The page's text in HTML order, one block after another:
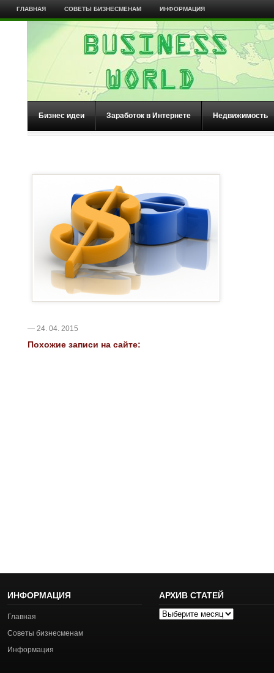
ГЛАВНАЯ СОВЕТЫ БИЗНЕСМЕНАМ ИНФОРМАЦИЯ
Бизнес идеи Заработок в Интернете Недвижимость
— 24. 04. 2015
Похожие записи на сайте:
ИНФОРМАЦИЯ
Главная
Советы бизнесменам
Информация
АРХИВ СТАТЕЙ
Архив